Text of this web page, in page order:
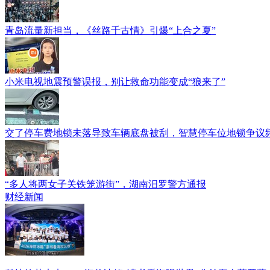
青岛流量新担当，《丝路千古情》引爆“上合之夏”
小米电视地震预警误报，别让救命功能变成“狼来了”
交了停车费地锁未落导致车辆底盘被刮，智慧停车位地锁争议
“多人将两女子关铁笼游街”，湖南汨罗警方通报
财经新闻